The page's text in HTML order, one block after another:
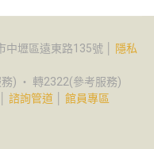
壢區遠東路135號 │
隱私
) ‧ 轉2322(參考服務)
諮詢管道 館員專區